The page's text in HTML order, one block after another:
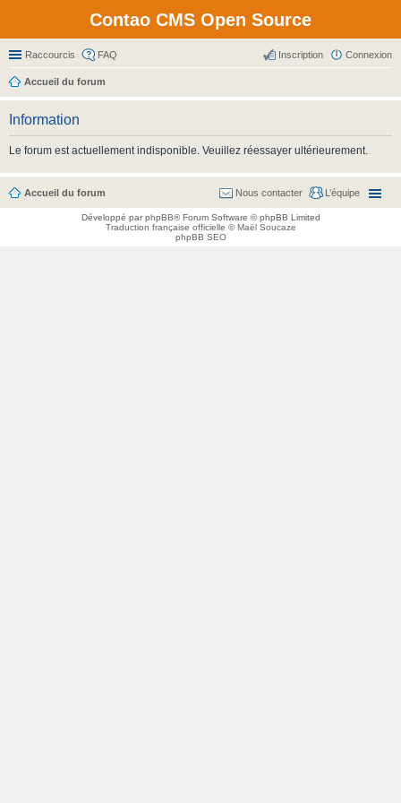
Contao CMS Open Source
Raccourcis FAQ Connexion
Inscription
Accueil du forum
Information
Le forum est actuellement indisponible. Veuillez réessayer ultérieurement.
Accueil du forum L’équipe
Nous contacter
Développé parphpBB® Forum Software © phpBB Limited
Traduction française officielle ©Maël Soucaze
phpBB SEO